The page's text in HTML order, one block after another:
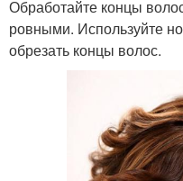
Обработайте концы
ровными. Используйте
обрезать концы волос.